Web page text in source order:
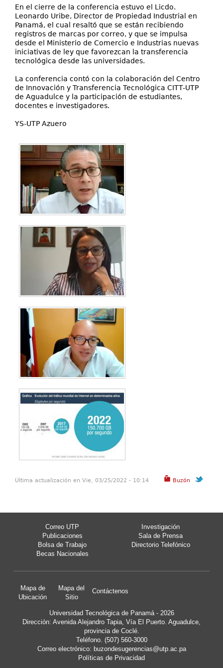
En el cierre de la conferencia estuvo el Licdo.
Leonardo Uribe, Director de Propiedad Industrial en
Panamá, el cual resaltó que se están recibiendo
registros de marcas por correo, y que se impulsa
desde el Ministerio de Comercio e Industrias nuevas
iniciativas de ley que favorezcan la transferencia
tecnológica desde las universidades.
La conferencia contó con la colaboración del Centro
de Innovación y Transferencia Tecnológica CITT-UTP
de Aguadulce y la participación de estudiantes,
docentes e investigadores.
YS-UTP Azuero
Buzón
Última actualización en Vie, 03/25/2022 - 10:14
Correo UTP
Investigación
Publicaciones
Sala de Prensa
Bolsa de Trabajo
Directorio Telefónico
Becas Nacionales
Mapa de
Ubicación
Mapa del
Sitio
Contáctenos
Universidad Tecnológica de Panamá - 2026
Dirección: Avenida Alejandro Tapia, Vía El Puerto. Aguadulce,
provincia de Coclé.
Teléfono. (507) 560-3000
Correo electrónico: buzondesugerencias@utp.ac.pa
Políticas de Privacidad